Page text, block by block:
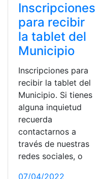
Inscripciones
para recibir
la tablet del
Municipio
Inscripciones para
recibir la tablet del
Municipio. Si tienes
alguna inquietud
recuerda
contactarnos a
través de nuestras
redes sociales, o
07/04/2022